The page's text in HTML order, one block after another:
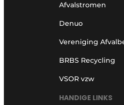
Afvalstromen
Denuo
Vereniging
BRBS Recycling
VSOR vzw
HANDIGE LINKS